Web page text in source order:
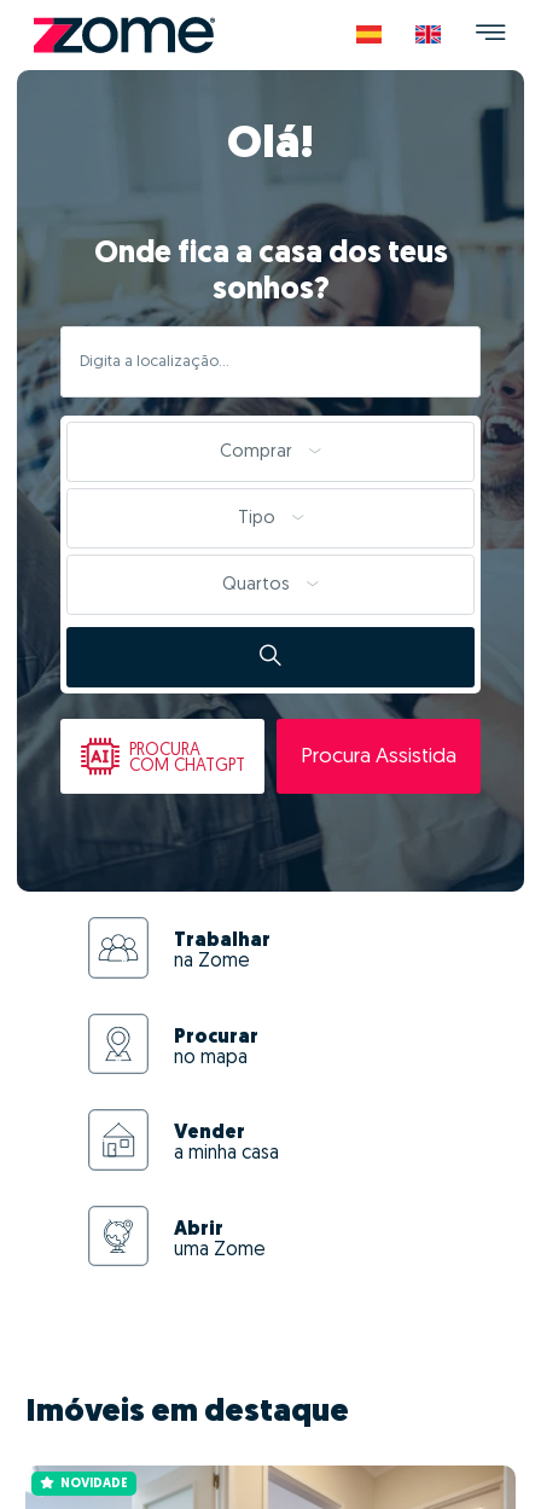
Olá!
Onde fica a casa dos teus
sonhos?
Comprar
Tipo
Quartos
PROCURA
COM CHATGPT
Procura Assistida
Trabalhar
na Zome
Procurar
no mapa
Vender
a minha casa
Abrir
uma Zome
Imóveis em destaque
NOVIDADE